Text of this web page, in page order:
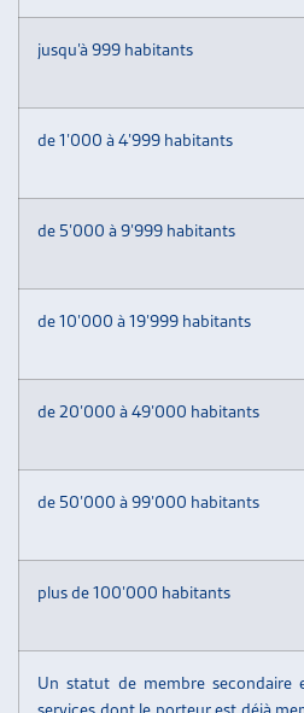
jusqu’à 999 habitants
de 1’000 à 4’999 habitants
de 5’000 à 9’999 habitants
de 10’000 à 19’999 habitants
de 20’000 à 49’000 habitants
de 50’000 à 99’000 habitants
plus de 100’000 habitants
Un statut de membre secondaire